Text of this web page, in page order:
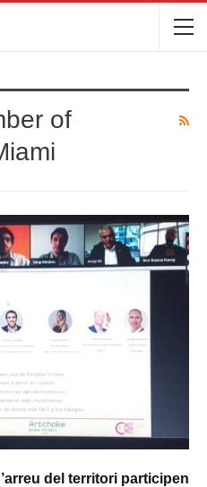
of
del territori participen